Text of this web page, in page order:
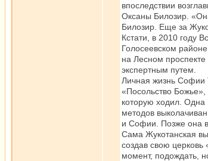
впоследствии
Оксаны Билозир.
Билозир. Еще за
Кстати, в 2010 году
Голосеевском
на Лесном
экспертным путем.
Личная жизнь Софии
«Посольство
которую ходил. Одна
методов
и Софии. Позже она
Сама Жукотанская
создав свою
момент, подождать,